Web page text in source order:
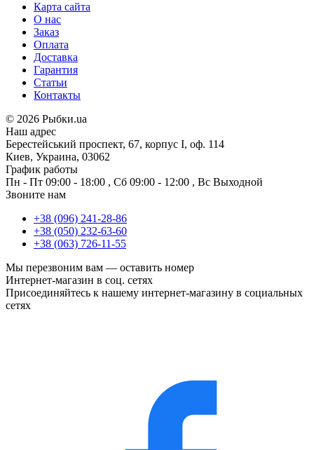
Карта сайта
О нас
Заказ
Оплата
Доставка
Гарантия
Статьи
Контакты
© 2026 Рыбки.ua
Наш адрес
Берестейський проспект, 67, корпус I, оф. 114
Киев, Украина, 03062
График работы
Пн - Пт 09:00 - 18:00 , Сб 09:00 - 12:00 , Вс Выходной
Звоните нам
+38 (096) 241-28-86
+38 (050) 232-63-60
+38 (063) 726-11-55
Мы перезвоним вам — оставить номер
Интернет-магазин в соц. сетях
Присоединяйтесь к нашему интернет-магазину в социальных
сетях